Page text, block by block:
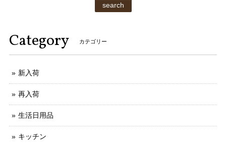
search
Category カテゴリー
新入荷
再入荷
生活日用品
キッチン